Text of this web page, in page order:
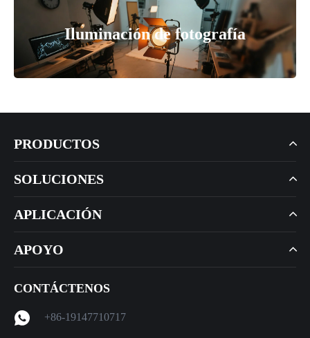
Iluminación de fotografía
PRODUCTOS
SOLUCIONES
APLICACIÓN
APOYO
CONTÁCTENOS
+86-19147710717